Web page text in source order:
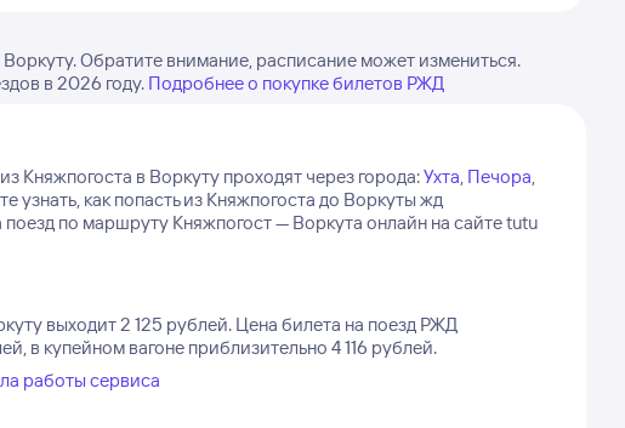
Обратите внимание, расписание может измениться.
в 2026 году. Подробнее о покупке билетов РЖД
Княжпогоста в Воркуту проходят через города:Ухта, Печора,
узнать, как попасть из Княжпогоста до Воркуты жд
по маршруту Княжпогост — Воркута онлайн на сайте tutu
выходит 2 125 рублей. Цена билета на поезд РЖД
в купейном вагоне приблизительно 4 116 рублей.
работы сервиса